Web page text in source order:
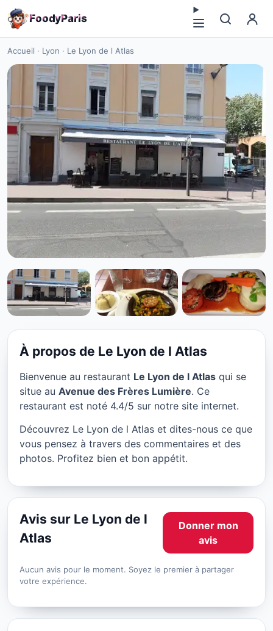
FoodyParis
Accueil · Lyon · Le Lyon de l Atlas
RESTAURANT
Le Lyon de l Atlas à Lyon
★ 4.4/5
À propos de Le Lyon de l Atlas
Bienvenue au restaurant Le Lyon de l Atlas qui se
situe au Avenue des Frères Lumière. Ce
restaurant est noté 4.4/5 sur notre site internet.
Découvrez Le Lyon de l Atlas et dites-nous ce que
vous pensez à travers des commentaires et des
photos. Profitez bien et bon appétit.
Avis sur Le Lyon de l
Atlas
Donner mon
avis
Aucun avis pour le moment. Soyez le premier à partager
votre expérience.